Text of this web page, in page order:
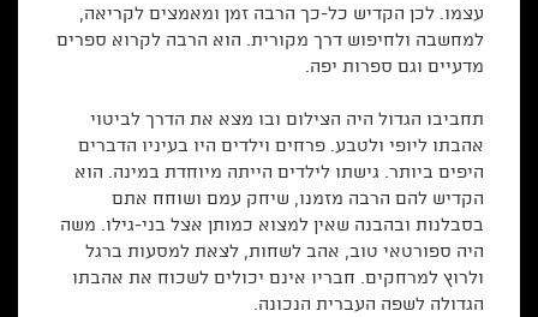
עצמו. לכן הקדיש כל-כך הרבה זמן ומאמצים לקריאה,
למחשבה ולחיפוש דרך מקורית. הוא הרבה לקרוא ספרים
מדעיים וגם ספרות יפה.
תחביבו הגדול היה הצילום ובו מצא את הדרך לביטוי
אהבתו ליופי ולטבע. פרחים וילדים היו בעיניו הדברים
היפים ביותר. גישתו לילדים הייתה מיוחדת במינה. הוא
הקדיש להם הרבה מזמנו, שיחק עמם ושוחח אתם
בסבלנות ובהבנה שאין למצוא כמותן אצל בני-גילו. משה
היה ספורטאי טוב, אהב לשחות, לצאת למסעות ברגל
ולרוץ למרחקים. חבריו אינם יכולים לשכוח את אהבתו
הגדולה לשפה העברית הנכונה.